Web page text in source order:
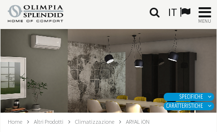
IT
MENU
HOME
CLIMATIZZAZIONE
RISCALDAMENTO
SPECIFICHE
CARATTERISTICHE
Home Altri Prodotti Climatizzazione ARYAL iON